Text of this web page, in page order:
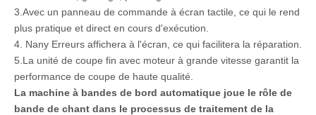
3.Avec un panneau de commande à écran tactile, ce qui le rend
plus pratique et direct en cours d'exécution.
4. Nany Erreurs affichera à l'écran, ce qui facilitera la réparation.
5.La unité de coupe fin avec moteur à grande vitesse garantit la
performance de coupe de haute qualité.
La machine à bandes de bord automatique joue le rôle de
bande de chant dans le processus de traitement de la